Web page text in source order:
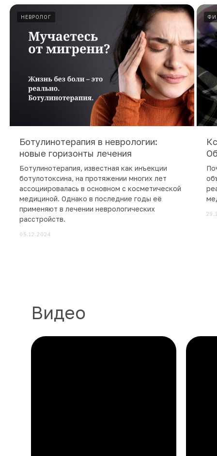
НЕВРОЛОГ
Ботулинотерапия в неврологии:
новые горизонты лечения
Ботулинотерапия, известная как инъекции
ботулотоксина, на протяжении многих лет
ассоциировалась в основном с косметической
медициной. Однако в последние годы её
применяют в лечении неврологических
расстройств.
05.12.2024
Видео